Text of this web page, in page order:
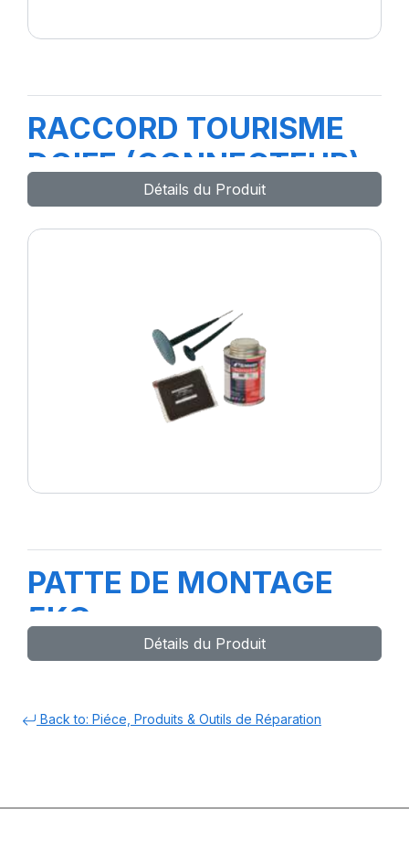
RACCORD TOURISME
DOIFE (CONNECTEUR)
Détails du Produit
PATTE DE MONTAGE
5KG
Détails du Produit
Back to: Piéce, Produits & Outils de Réparation